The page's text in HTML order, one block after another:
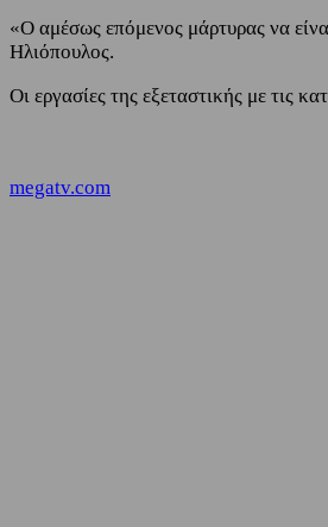
«Ο αμέσως επόμενος μάρτυρας να
Ηλιόπουλος.
Οι εργασίες της εξεταστικής με τις
megatv.com